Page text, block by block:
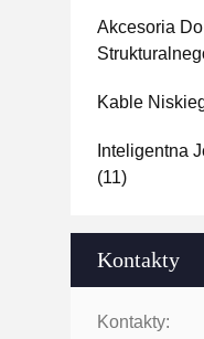
Akcesoria
Kable
Inteligentna
(11)
Kontakty
Kontakty: